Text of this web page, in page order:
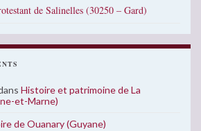
de Salinelles (30250 – Gard)
Histoire et patrimoine de La
et-Marne)
de Ouanary (Guyane)